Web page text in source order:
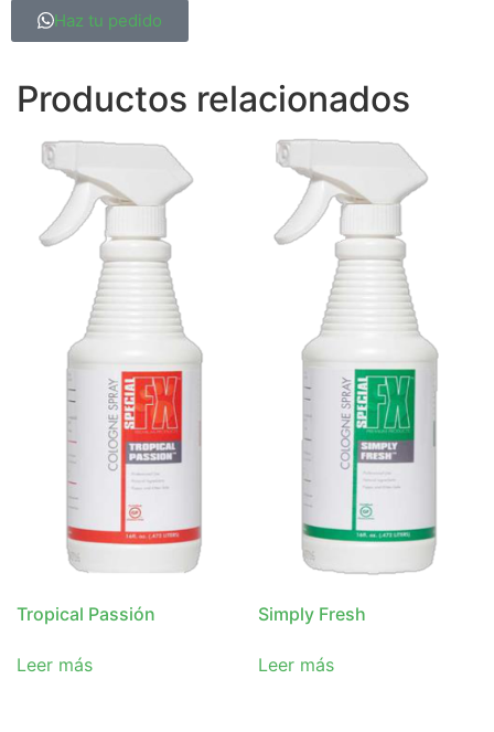
Haz tu pedido
Productos relacionados
Tropical Passión
Leer más
Simply Fresh
Leer más